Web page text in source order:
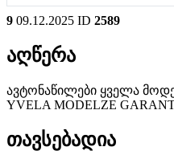
9 09.12.2025 ID 2589
აღწერა
ავტონაწილები ყველა
YVELA MODELZE
თავსებადია